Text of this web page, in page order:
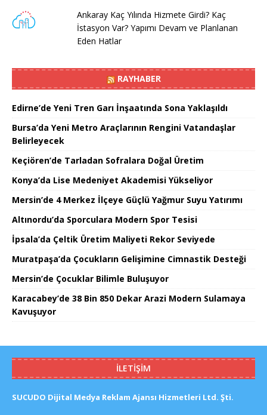
Ankaray Kaç Yılında Hizmete Girdi? Kaç
İstasyon Var? Yapımı Devam ve Planlanan
Eden Hatlar
RAYHABER
Edirne’de Yeni Tren Garı İnşaatında Sona Yaklaşıldı
Bursa’da Yeni Metro Araçlarının Rengini Vatandaşlar
Belirleyecek
Keçiören’de Tarladan Sofralara Doğal Üretim
Konya’da Lise Medeniyet Akademisi Yükseliyor
Mersin’de 4 Merkez İlçeye Güçlü Yağmur Suyu Yatırımı
Altınordu’da Sporculara Modern Spor Tesisi
İpsala’da Çeltik Üretim Maliyeti Rekor Seviyede
Muratpaşa’da Çocukların Gelişimine Cimnastik Desteği
Mersin’de Çocuklar Bilimle Buluşuyor
Karacabey’de 38 Bin 850 Dekar Arazi Modern Sulamaya
Kavuşuyor
İLETIŞIM
SUCUDO Dijital Medya Reklam Ajansı Hizmetleri Ltd. Şti.